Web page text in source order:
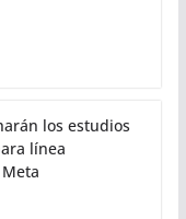
los estudios
línea